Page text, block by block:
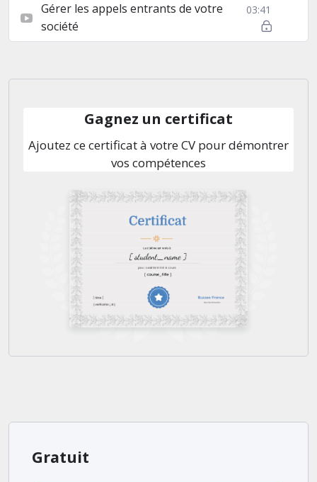
Gérer les appels entrants de votre
société
03:41
Gagnez un certificat
Ajoutez ce certificat à votre CV pour démontrer
vos compétences
Gratuit